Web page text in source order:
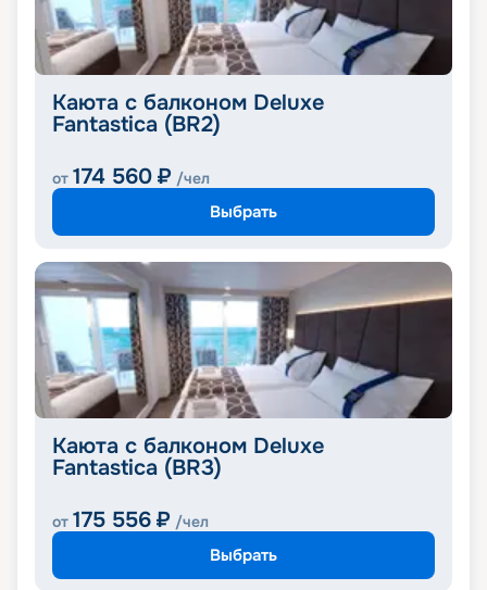
Каюта с балконом Deluxe
Fantastica (BR2)
от 174 560 ₽ /чел
Выбрать
Каюта с балконом Deluxe
Fantastica (BR3)
от 175 556 ₽ /чел
Выбрать